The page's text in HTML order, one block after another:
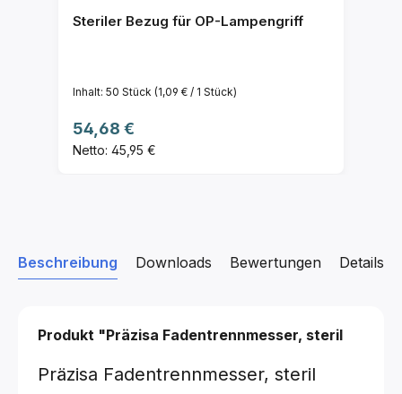
Steriler Bezug für OP-Lampengriff
Inhalt: 50 Stück (1,09 € / 1 Stück)
Regulärer Preis:
54,68 €
Netto: 45,95 €
Beschreibung Downloads Details
Bewertungen
Produkt "Präzisa Fadentrennmesser, steril
Präzisa Fadentrennmesser, steril